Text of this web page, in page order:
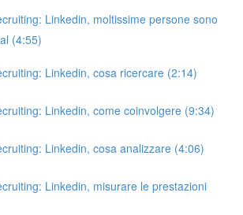
Linkedin, moltissime persone sono
(4:55)
Linkedin, cosa ricercare (2:14)
Linkedin, come coinvolgere (9:34)
Linkedin, cosa analizzare (4:06)
Linkedin, misurare le prestazioni